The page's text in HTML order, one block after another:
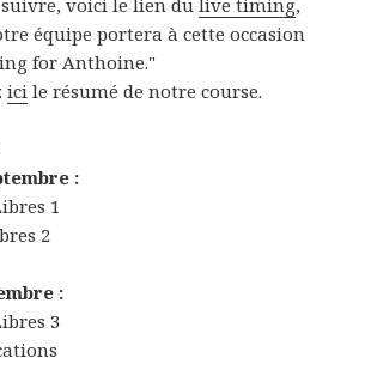
suivre, voici le lien dulive timing,
équipe portera à cette occasion
for Anthoine."
ici le résumé de notre course.
:
1
2
:
3